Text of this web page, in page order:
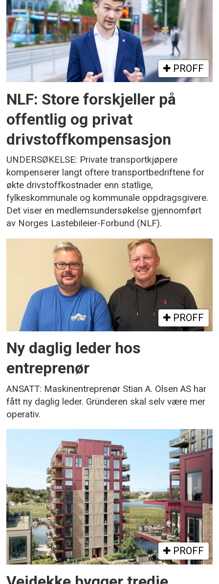
PROFF
NLF: Store forskjeller på
offentlig og privat
drivstoffkompensasjon
UNDERSØKELSE: Private transportkjøpere
kompenserer langt oftere transportbedriftene for
økte drivstoffkostnader enn statlige,
fylkeskommunale og kommunale oppdragsgivere.
Det viser en medlemsundersøkelse gjennomført
av Norges Lastebileier-Forbund (NLF).
PROFF
Ny daglig leder hos
entreprenør
ANSATT: Maskinentreprenør Stian A. Olsen AS har
fått ny daglig leder. Gründeren skal selv være mer
operativ.
PROFF